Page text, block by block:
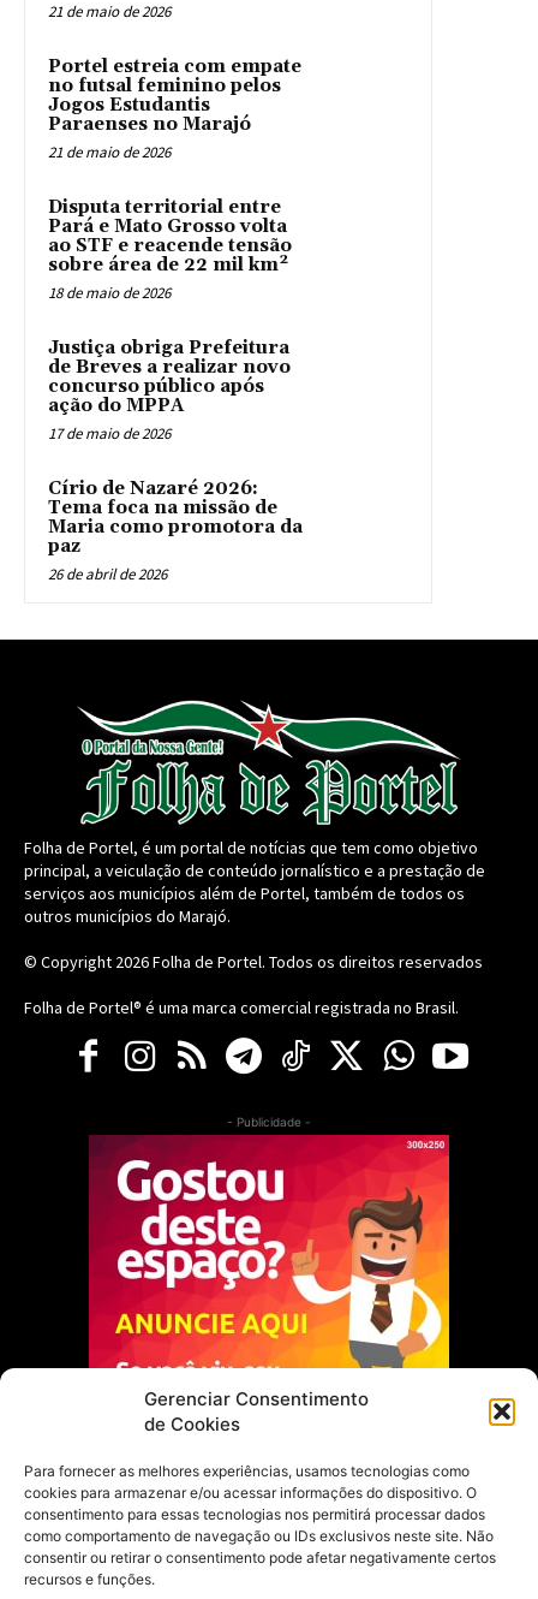
Gerenciar Consentimento
de Cookies
Para fornecer as melhores experiências, usamos tecnologias como
cookies para armazenar e/ou acessar informações do dispositivo. O
consentimento para essas tecnologias nos permitirá processar dados
como comportamento de navegação ou IDs exclusivos neste site. Não
consentir ou retirar o consentimento pode afetar negativamente certos
recursos e funções.
21 de maio de 2026
Portel estreia com empate
no futsal feminino pelos
Jogos Estudantis
Paraenses no Marajó
21 de maio de 2026
Disputa territorial entre
Pará e Mato Grosso volta
ao STF e reacende tensão
sobre área de 22 mil km²
18 de maio de 2026
Justiça obriga Prefeitura
de Breves a realizar novo
concurso público após
ação do MPPA
17 de maio de 2026
Círio de Nazaré 2026:
Tema foca na missão de
Maria como promotora da
paz
26 de abril de 2026
Folha de Portel, é um portal de notícias que tem como objetivo
principal, a veiculação de conteúdo jornalístico e a prestação de
serviços aos municípios além de Portel, também de todos os
outros municípios do Marajó.
© Copyright 2026Folha de Portel. Todos os direitos reservados
Folha de Portel® é uma marca comercial registrada no Brasil.
- Publicidade -
Escolha do Editor
Justiça Itinerante garante regularização
fundiária e casamento comunitário para
famílias em Portel